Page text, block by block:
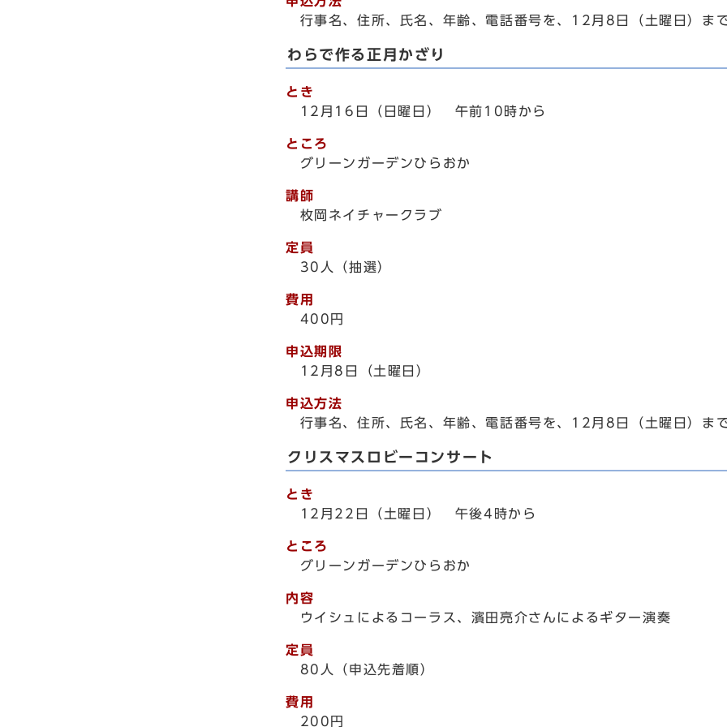
行事名、住所、氏名、年齢、電話番号を、12月8日（土曜日）ま
わらで作る正月かざり
とき
12月16日（日曜日） 午前10時から
ところ
グリーンガーデンひらおか
講師
枚岡ネイチャークラブ
定員
30人（抽選）
費用
400円
申込期限
12月8日（土曜日）
申込方法
行事名、住所、氏名、年齢、電話番号を、12月8日（土曜日）ま
クリスマスロビーコンサート
とき
12月22日（土曜日） 午後4時から
ところ
グリーンガーデンひらおか
内容
ウイシュによるコーラス、濱田亮介さんによるギター演奏
定員
80人（申込先着順）
費用
200円